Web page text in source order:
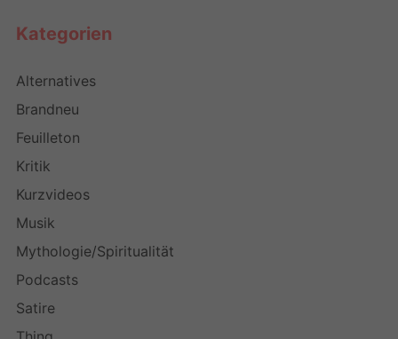
Kategorien
Alternatives
Brandneu
Feuilleton
Kritik
Kurzvideos
Musik
Mythologie/Spiritualität
Podcasts
Satire